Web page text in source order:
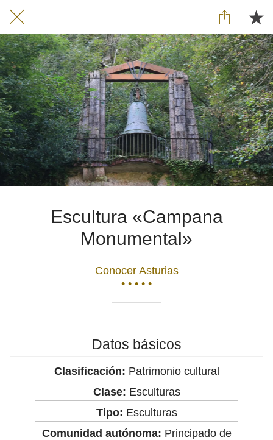
Escultura «Campana
Monumental»
Conocer Asturias
• • • • •
Datos básicos
Clasificación: Patrimonio cultural
Clase: Esculturas
Tipo: Esculturas
Comunidad autónoma: Principado de